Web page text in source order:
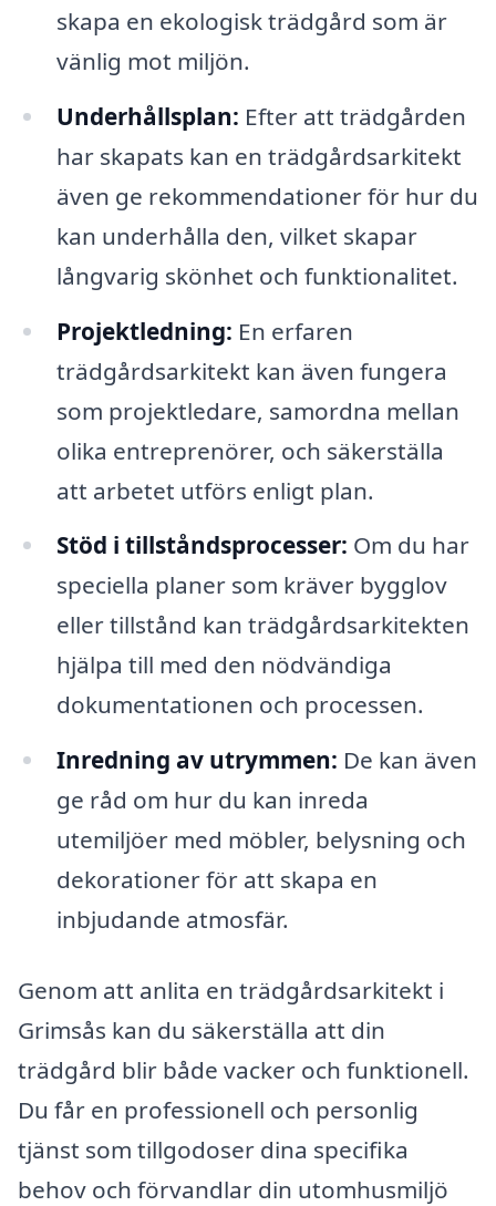
skapa en ekologisk trädgård som är
vänlig mot miljön.
Underhållsplan: Efter att trädgården
har skapats kan en trädgårdsarkitekt
även ge rekommendationer för hur du
kan underhålla den, vilket skapar
långvarig skönhet och funktionalitet.
Projektledning: En erfaren
trädgårdsarkitekt kan även fungera
som projektledare, samordna mellan
olika entreprenörer, och säkerställa
att arbetet utförs enligt plan.
Stöd i tillståndsprocesser: Om du har
speciella planer som kräver bygglov
eller tillstånd kan trädgårdsarkitekten
hjälpa till med den nödvändiga
dokumentationen och processen.
Inredning av utrymmen: De kan även
ge råd om hur du kan inreda
utemiljöer med möbler, belysning och
dekorationer för att skapa en
inbjudande atmosfär.
Genom att anlita en trädgårdsarkitekt i
Grimsås kan du säkerställa att din
trädgård blir både vacker och funktionell.
Du får en professionell och personlig
tjänst som tillgodoser dina specifika
behov och förvandlar din utomhusmiljö